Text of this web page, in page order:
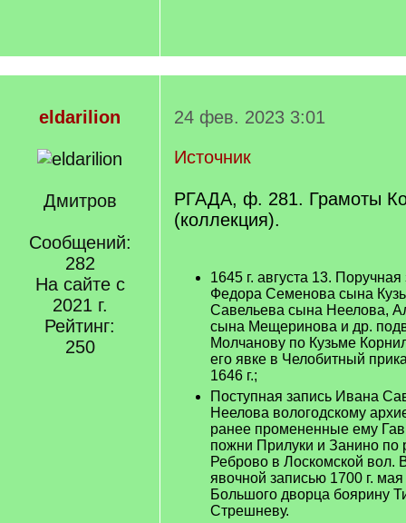
eldarilion
Дмитров
Сообщений:
282
На сайте с
2021 г.
Рейтинг:
250
24 фев. 2023 3:01
Источник
РГАДА, ф. 281. Грамоты
(коллекция).
1645 г. августа 13.
Федора Семенова сына
Савельева сына Неелова,
сына Мещеринова и др.
Молчанову по Кузьме
его явке в Челобитный
1646 г.;
Поступная запись Ивана
Неелова вологодскому
ранее промененные ему
пожни Прилуки и Занино по
Реброво в Лоскомской вол.
явочной записью 1700 г.
Большого дворца боярину
Стрешневу.